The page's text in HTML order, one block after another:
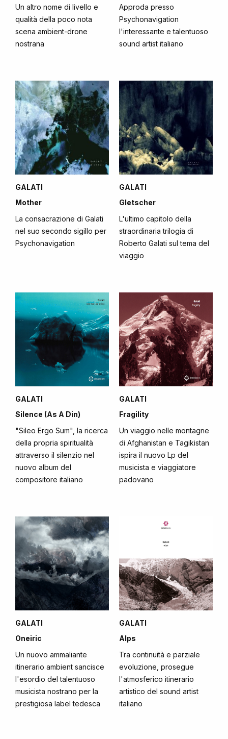
Un altro nome di livello e
qualità della poco nota
scena ambient-drone
nostrana
Approda presso
Psychonavigation
l'interessante e talentuoso
sound artist italiano
GALATI
Mother
La consacrazione di Galati
nel suo secondo sigillo per
Psychonavigation
GALATI
Gletscher
L'ultimo capitolo della
straordinaria trilogia di
Roberto Galati sul tema del
viaggio
GALATI
Silence (As A Din)
"Sileo Ergo Sum", la ricerca
della propria spiritualità
attraverso il silenzio nel
nuovo album del
compositore italiano
GALATI
Fragility
Un viaggio nelle montagne
di Afghanistan e Tagikistan
ispira il nuovo Lp del
musicista e viaggiatore
padovano
GALATI
Oneiric
Un nuovo ammaliante
itinerario ambient sancisce
l'esordio del talentuoso
musicista nostrano per la
prestigiosa label tedesca
GALATI
Alps
Tra continuità e parziale
evoluzione, prosegue
l'atmosferico itinerario
artistico del sound artist
italiano